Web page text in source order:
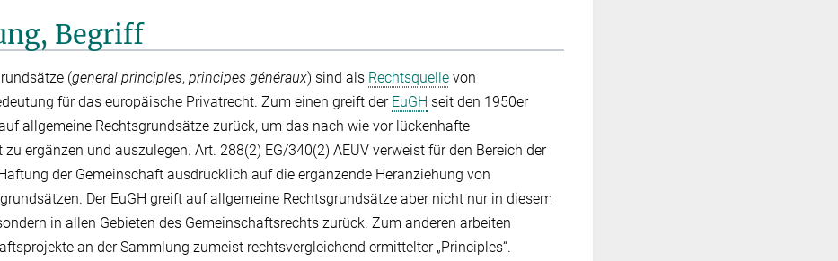
Begriff
(general principles, principes généraux) sind als Rechtsquelle von
für das europäische Privatrecht. Zum einen greift der EuGH seit den 1950er
allgemeine Rechtsgrundsätze zurück, um das nach wie vor lückenhafte
ergänzen und auszulegen. Art. 288(2) EG/340(2) AEUV verweist für den Bereich der
der Gemeinschaft ausdrücklich auf die ergänzende Heranziehung von
Der EuGH greift auf allgemeine Rechtsgrundsätze aber nicht nur in diesem
in allen Gebieten des Gemeinschaftsrechts zurück. Zum anderen arbeiten
an der Sammlung zumeist rechtsvergleichend ermittelter „Principles“.